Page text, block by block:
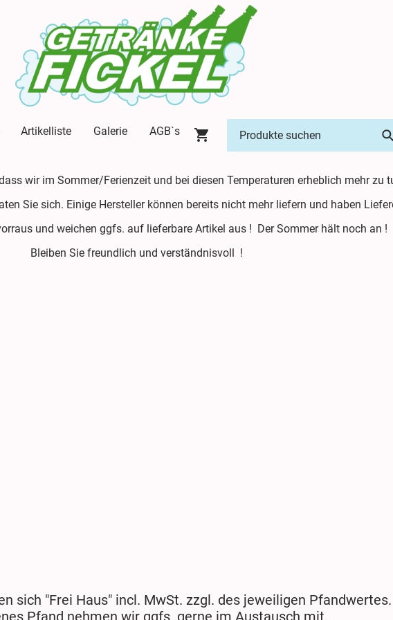
Artikelliste Galerie AGB`s
wir im Sommer/Ferienzeit und bei diesen Temperaturen erheblich mehr zu
Sie sich. Einige Hersteller können bereits nicht mehr liefern und haben
und weichen ggfs. auf lieferbare Artikel aus ! Der Sommer hält noch an !
Bleiben Sie freundlich und verständnisvoll !
sich "Frei Haus" incl. MwSt. zzgl. des jeweiligen Pfandwertes.
Pfand nehmen wir ggfs. gerne im Austausch mit.